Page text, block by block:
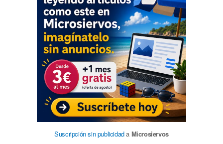
Suscripción sin publicidada Microsiervos